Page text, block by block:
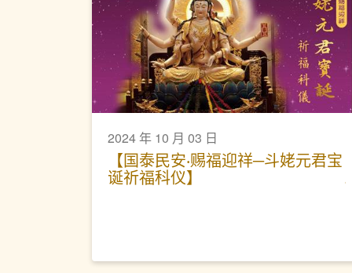
2024 年 10 月 03 日
【国泰民安‧赐福迎祥─斗姥元君宝
诞祈福科仪】